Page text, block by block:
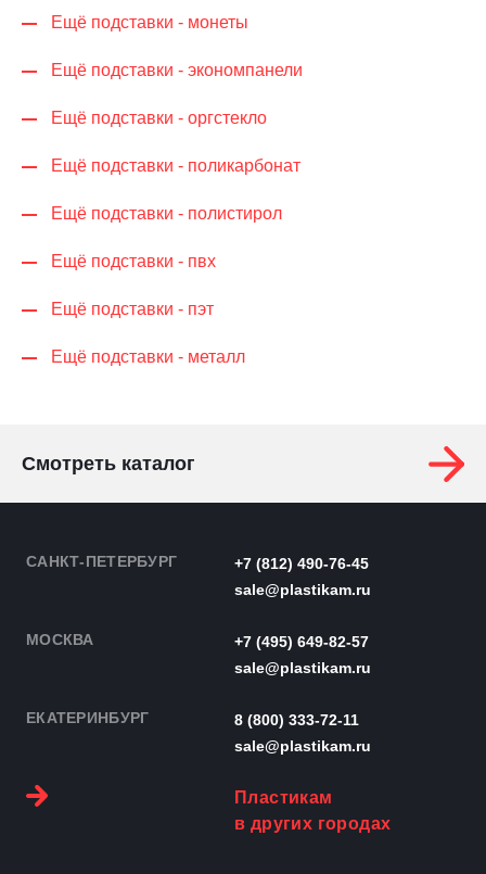
Ещё подставки - монеты
Ещё подставки - экономпанели
Ещё подставки - оргстекло
Ещё подставки - поликарбонат
Ещё подставки - полистирол
Ещё подставки - пвх
Ещё подставки - пэт
Ещё подставки - металл
Смотреть каталог
САНКТ-ПЕТЕРБУРГ
+7 (812) 490-76-45
sale@plastikam.ru
МОСКВА
+7 (495) 649-82-57
sale@plastikam.ru
ЕКАТЕРИНБУРГ
8 (800) 333-72-11
sale@plastikam.ru
Пластикам
в других городах